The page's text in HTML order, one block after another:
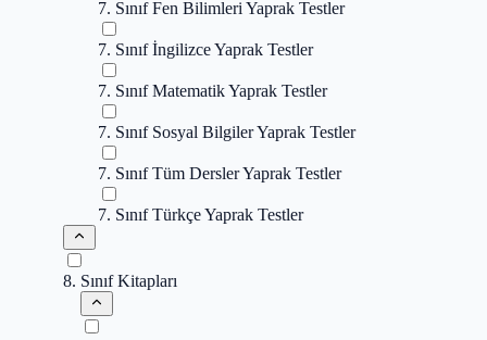
7. Sınıf Fen Bilimleri Yaprak Testler
7. Sınıf İngilizce Yaprak Testler
7. Sınıf Matematik Yaprak Testler
7. Sınıf Sosyal Bilgiler Yaprak Testler
7. Sınıf Tüm Dersler Yaprak Testler
7. Sınıf Türkçe Yaprak Testler
8. Sınıf Kitapları